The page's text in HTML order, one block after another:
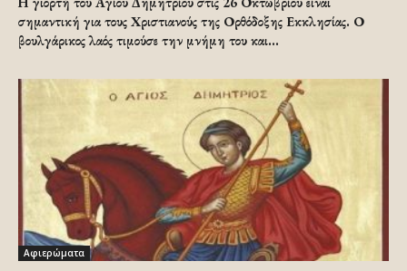
σημαντική για τους Χριστιανούς της Ορθόδοξης Εκκλησίας. Ο
βουλγάρικος λαός τιμούσε την μνήμη του και...
Αφιερώματα